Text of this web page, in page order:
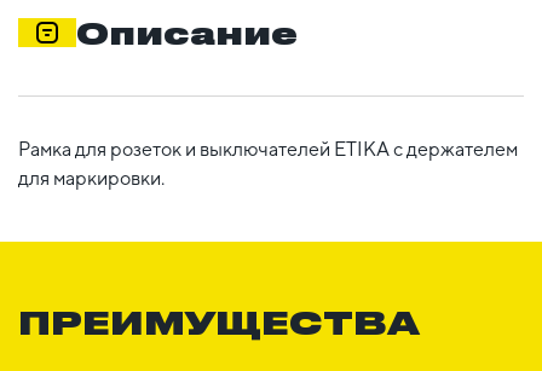
Описание
Рамка для розеток и выключателей ETIKA с держателем
для маркировки.
ПРЕИМУЩЕСТВА